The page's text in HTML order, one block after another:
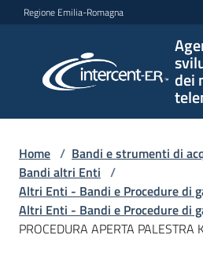
Vai al contenuto
Vai alla navigazione
Vai al footer
Regione Emilia-Romagna
dei
per lo
sviluppo
telematici
L'Agenzia
Home / Bandi e strumenti di
Bandi altri Enti /
Altri Enti - Bandi e Procedure di
Altri Enti - Bandi e Procedure di
PROCEDURA APERTA PALESTRA